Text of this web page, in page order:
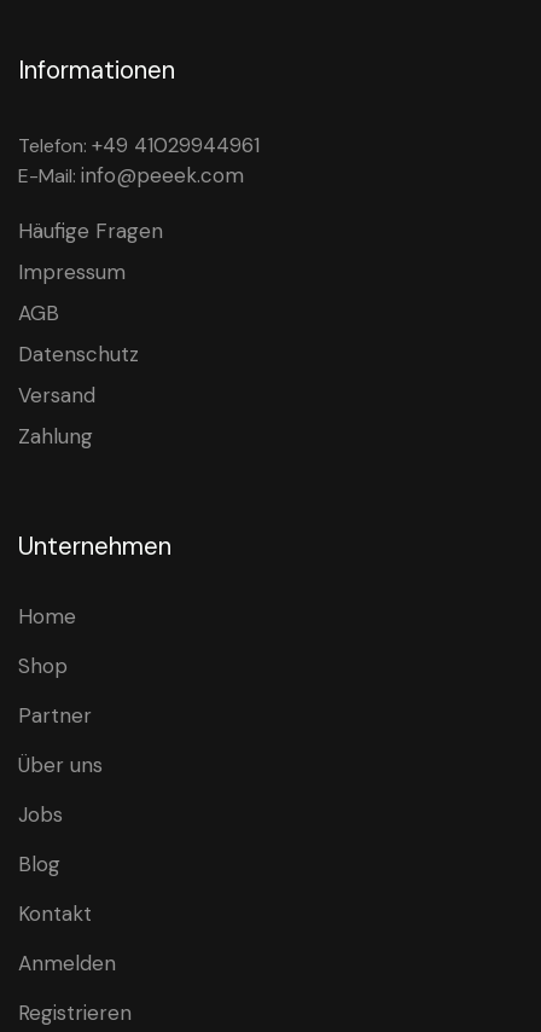
Informationen
Telefon: +49 41029944961
E-Mail: info@peeek.com
Häufige Fragen
Impressum
AGB
Datenschutz
Versand
Zahlung
Unternehmen
Home
Shop
Partner
Über uns
Jobs
Blog
Kontakt
Anmelden
Registrieren